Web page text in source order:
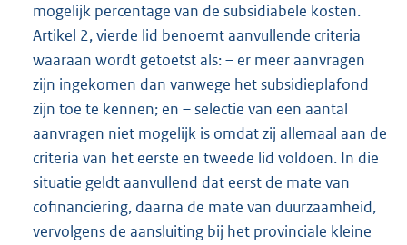
mogelijk percentage van de subsidiabele kosten.
Artikel 2, vierde lid benoemt aanvullende criteria
waaraan wordt getoetst als: – er meer aanvragen
zijn ingekomen dan vanwege het subsidieplafond
zijn toe te kennen; en – selectie van een aantal
aanvragen niet mogelijk is omdat zij allemaal aan de
criteria van het eerste en tweede lid voldoen. In die
situatie geldt aanvullend dat eerst de mate van
cofinanciering, daarna de mate van duurzaamheid,
vervolgens de aansluiting bij het provinciale kleine